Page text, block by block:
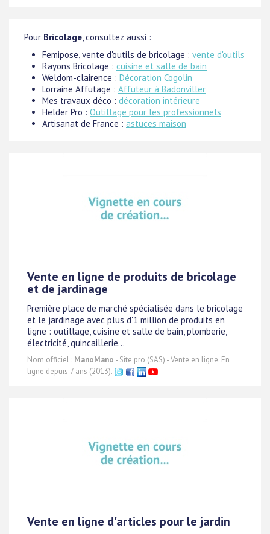
Pour Bricolage, consultez aussi :
Femipose, vente d'outils de bricolage : vente d'outils
Rayons Bricolage : cuisine et salle de bain
Weldom-clairence : Décoration Cogolin
Lorraine Affutage : Affuteur à Badonviller
Mes travaux déco : décoration intérieure
Helder Pro : Outillage pour les professionnels
Artisanat de France : astuces maison
Vente en ligne de produits de bricolage
et de jardinage
Première place de marché spécialisée dans le bricolage
et le jardinage avec plus d'1 million de produits en
ligne : outillage, cuisine et salle de bain, plomberie,
électricité, quincaillerie...
Nom officiel : ManoMano - Site pro (SAS) - Vente en ligne. En
ligne depuis 7 ans (2013).
Vente en ligne d'articles pour le jardin